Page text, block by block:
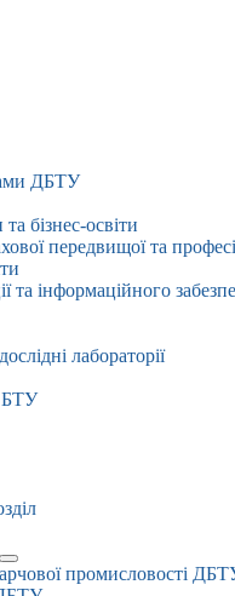
ДБТУ
бізнес-освіти
передвищої та
та інформаційного
лабораторії
БТУ
промисловості